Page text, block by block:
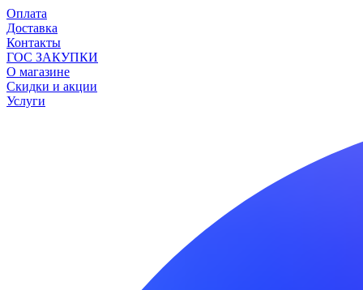
Оплата
Доставка
Контакты
ГОС ЗАКУПКИ
О магазине
Скидки и акции
Услуги